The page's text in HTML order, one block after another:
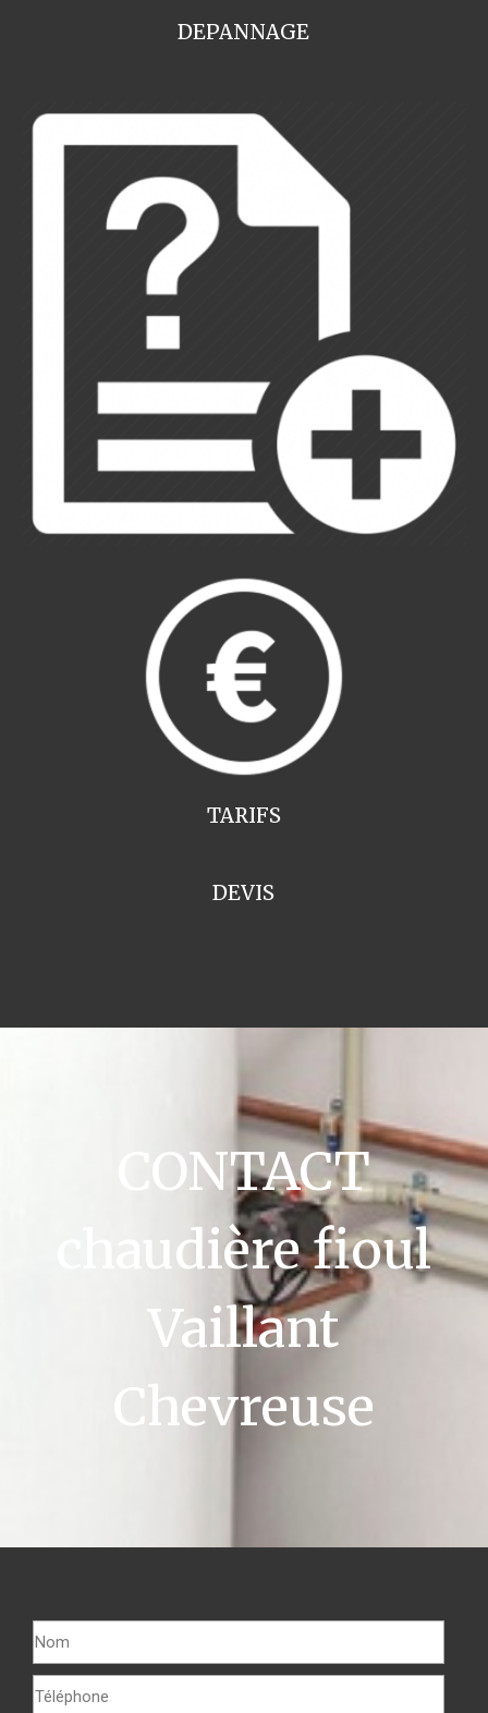
DEPANNAGE
TARIFS
DEVIS
CONTACT
chaudière fioul
Vaillant
Chevreuse